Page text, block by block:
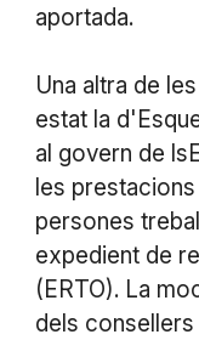
aportada.
Una altra de
estat la
al govern de
les
persones
expedient de
(ERTO). La
dels